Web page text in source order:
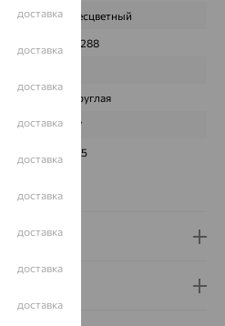
Бесцветный
0,288
Круглая
57
3/5
доставка
доставка
доставка
доставка
доставка
доставка
доставка
доставка
доставка